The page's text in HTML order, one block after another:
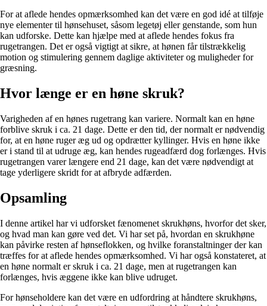
For at aflede hendes opmærksomhed kan det være en god idé at tilføje
nye elementer til hønsehuset, såsom legetøj eller genstande, som hun
kan udforske. Dette kan hjælpe med at aflede hendes fokus fra
rugetrangen. Det er også vigtigt at sikre, at hønen får tilstrækkelig
motion og stimulering gennem daglige aktiviteter og muligheder for
græsning.
Hvor længe er en høne skruk?
Varigheden af en hønes rugetrang kan variere. Normalt kan en høne
forblive skruk i ca. 21 dage. Dette er den tid, der normalt er nødvendig
for, at en høne ruger æg ud og opdrætter kyllinger. Hvis en høne ikke
er i stand til at udruge æg, kan hendes rugeadfærd dog forlænges. Hvis
rugetrangen varer længere end 21 dage, kan det være nødvendigt at
tage yderligere skridt for at afbryde adfærden.
Opsamling
I denne artikel har vi udforsket fænomenet skrukhøns, hvorfor det sker,
og hvad man kan gøre ved det. Vi har set på, hvordan en skrukhøne
kan påvirke resten af hønseflokken, og hvilke foranstaltninger der kan
træffes for at aflede hendes opmærksomhed. Vi har også konstateret, at
en høne normalt er skruk i ca. 21 dage, men at rugetrangen kan
forlænges, hvis æggene ikke kan blive udruget.
For hønseholdere kan det være en udfordring at håndtere skrukhøns,